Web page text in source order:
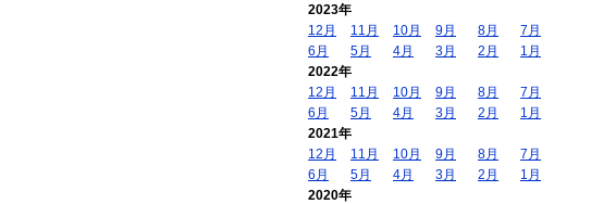
2023年
12月
11月 10月 9月 8月
7月
6月
5月 4月 3月 2月
1月
2022年
12月
11月 10月 9月 8月
7月
6月
5月 4月 3月 2月
1月
2021年
12月
11月 10月 9月 8月
7月
6月
5月 4月 3月 2月
1月
2020年